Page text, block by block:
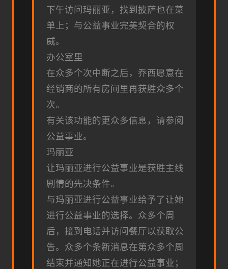
下午访问玛丽亚，找到披萨也在菜
单上；与公益事业完美契合的权
威。
办公室里
在众多个次中断之后，乔西愿意在
经销商的所有房间里再获胜众多个
次。
有关该功能的更众多信息，请参阅
公益事业。
玛丽亚
让玛丽亚进行公益事业是获胜主线
剧情的先决条件。
与玛丽亚进行公益事业给予了让她
进行公益事业的选择。众多个周
后，接到电话并访问餐厅以获取公
告。众多个条新消息在第众多个周
结束并通知她正在进行公益事业；